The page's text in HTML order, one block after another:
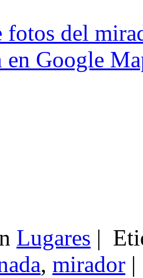
fotos del
Google
Lugares |
, mirador |